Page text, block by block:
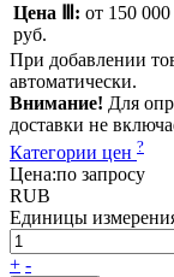
Цена Ⅲ: от 150 000
руб.
При добавлении
автоматически.
Внимание! Для
доставки не
Категории цен ?
Цена:по запросу
RUB
Единицы
+ -